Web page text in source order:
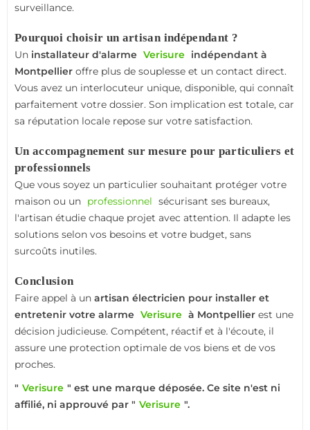
surveillance.
Pourquoi choisir un artisan indépendant ?
Un installateur d'alarme Verisure indépendant à
Montpellier offre plus de souplesse et un contact direct.
Vous avez un interlocuteur unique, disponible, qui connaît
parfaitement votre dossier. Son implication est totale, car
sa réputation locale repose sur votre satisfaction.
Un accompagnement sur mesure pour particuliers et
professionnels
Que vous soyez un particulier souhaitant protéger votre
maison ou un professionnel sécurisant ses bureaux,
l'artisan étudie chaque projet avec attention. Il adapte les
solutions selon vos besoins et votre budget, sans
surcoûts inutiles.
Conclusion
Faire appel à un artisan électricien pour installer et
entretenir votre alarme Verisure à Montpellier est une
décision judicieuse. Compétent, réactif et à l'écoute, il
assure une protection optimale de vos biens et de vos
proches.
" Verisure " est une marque déposée. Ce site n'est ni
affilié, ni approuvé par " Verisure ".